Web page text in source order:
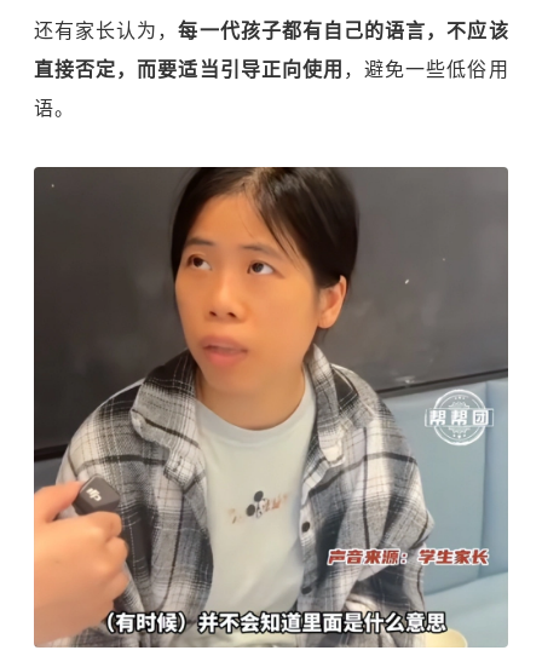
还有家长认为，每一代孩子都有自己的语言，不应该
直接否定，而要适当引导正向使用 ，避免一些低俗用
语。